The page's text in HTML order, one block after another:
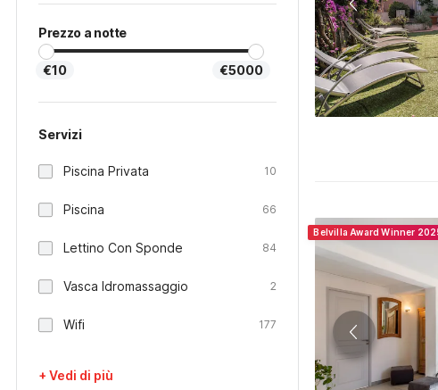
Prezzo a notte
€10 €5000
Servizi
Piscina Privata 10
Piscina 66
Lettino Con Sponde 84
Vasca Idromassaggio 2
Wifi 177
+ Vedi di più
Belvilla Award Winner